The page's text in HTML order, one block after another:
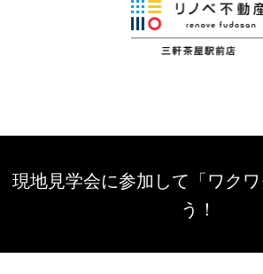
現地見学会に参加して「ワク
う！